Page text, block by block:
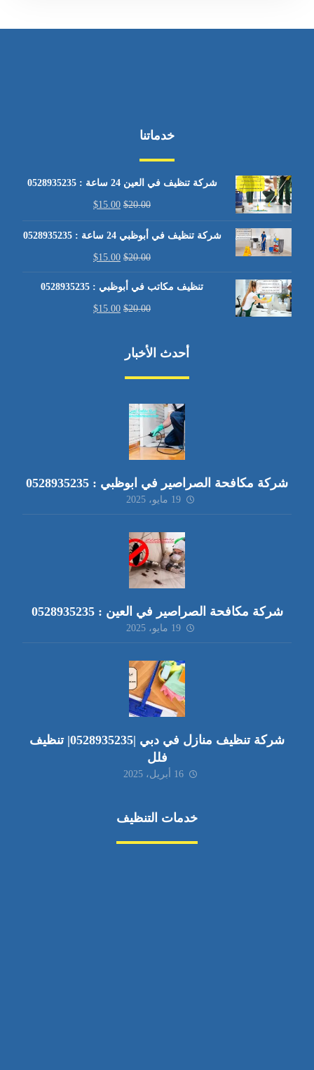
خدماتنا
شركة تنظيف في العين 24 ساعة : 0528935235
$20.00
$15.00
شركة تنظيف في أبوظبي 24 ساعة : 0528935235
$20.00
$15.00
تنظيف مكاتب في أبوظبي : 0528935235
$20.00
$15.00
أحدث الأخبار
شركة مكافحة الصراصير في ابوظبي : 0528935235
19 مايو، 2025
شركة مكافحة الصراصير في العين : 0528935235
19 مايو، 2025
شركة تنظيف منازل في دبي |0528935235| تنظيف
فلل
16 أبريل، 2025
خدمات التنظيف